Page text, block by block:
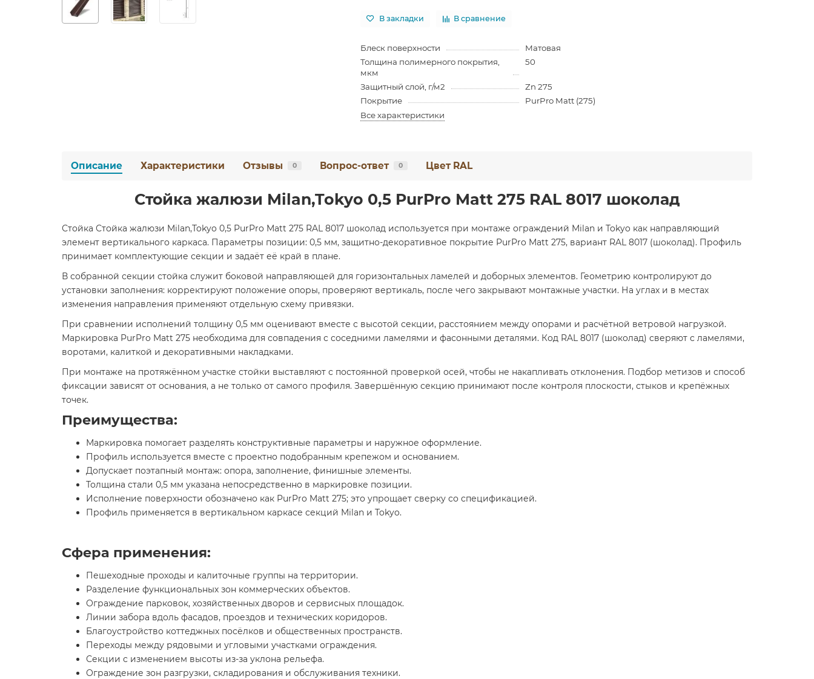
В закладки В сравнение
Блеск поверхности
Матовая
Толщина полимерного покрытия,
мкм
50
Защитный слой, г/м2
Zn 275
Покрытие
PurPro Matt (275)
Все характеристики
Описание Характеристики Отзывы 0 Вопрос-ответ 0 Цвет RAL
Стойка жалюзи Milan,Tokyo 0,5 PurPro Matt 275 RAL 8017 шоколад
Стойка Стойка жалюзи Milan,Tokyo 0,5 PurPro Matt 275 RAL 8017 шоколад используется при монтаже ограждений Milan и Tokyo как направляющий
элемент вертикального каркаса. Параметры позиции: 0,5 мм, защитно-декоративное покрытие PurPro Matt 275, вариант RAL 8017 (шоколад). Профиль
принимает комплектующие секции и задаёт её край в плане.
В собранной секции стойка служит боковой направляющей для горизонтальных ламелей и доборных элементов. Геометрию контролируют до
установки заполнения: корректируют положение опоры, проверяют вертикаль, после чего закрывают монтажные участки. На углах и в местах
изменения направления применяют отдельную схему привязки.
При сравнении исполнений толщину 0,5 мм оценивают вместе с высотой секции, расстоянием между опорами и расчётной ветровой нагрузкой.
Маркировка PurPro Matt 275 необходима для совпадения с соседними ламелями и фасонными деталями. Код RAL 8017 (шоколад) сверяют с ламелями,
воротами, калиткой и декоративными накладками.
При монтаже на протяжённом участке стойки выставляют с постоянной проверкой осей, чтобы не накапливать отклонения. Подбор метизов и способ
фиксации зависят от основания, а не только от самого профиля. Завершённую секцию принимают после контроля плоскости, стыков и крепёжных
точек.
Преимущества:
Маркировка помогает разделять конструктивные параметры и наружное оформление.
Профиль используется вместе с проектно подобранным крепежом и основанием.
Допускает поэтапный монтаж: опора, заполнение, финишные элементы.
Толщина стали 0,5 мм указана непосредственно в маркировке позиции.
Исполнение поверхности обозначено как PurPro Matt 275; это упрощает сверку со спецификацией.
Профиль применяется в вертикальном каркасе секций Milan и Tokyo.
Сфера применения:
Пешеходные проходы и калиточные группы на территории.
Разделение функциональных зон коммерческих объектов.
Ограждение парковок, хозяйственных дворов и сервисных площадок.
Линии забора вдоль фасадов, проездов и технических коридоров.
Благоустройство коттеджных посёлков и общественных пространств.
Переходы между рядовыми и угловыми участками ограждения.
Секции с изменением высоты из-за уклона рельефа.
Ограждение зон разгрузки, складирования и обслуживания техники.